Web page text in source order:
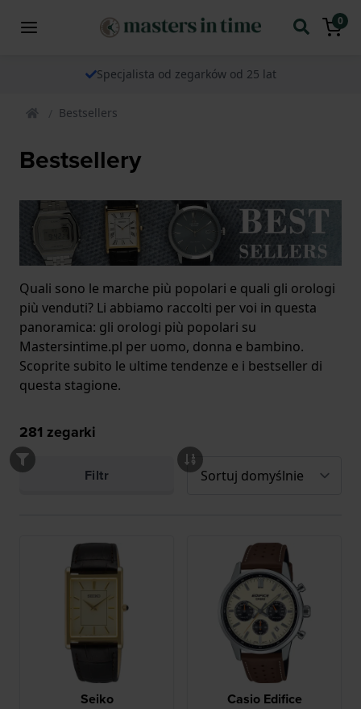
0
Specjalista od zegarków od 25 lat
Bestsellers
Bestsellery
Quali sono le marche più popolari e quali gli orologi
più venduti? Li abbiamo raccolti per voi in questa
panoramica: gli orologi più popolari su
Mastersintime.pl per uomo, donna e bambino.
Scoprite subito le ultime tendenze e i bestseller di
questa stagione.
281 zegarki
Filtr
Seiko Casio Edifice